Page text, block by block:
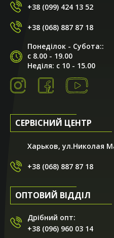
+38 (099) 424 13 52
+38 (068) 887 87 18
Понеділок - Субота::
с 8.00 - 19.00
Неділя: с 10 - 15.00
СЕРВІСНИЙ ЦЕНТР
Харьков, ул.Николая
+38 (068) 887 87 18
ОПТОВИЙ ВІДДІЛ
Дрібний опт:
+38 (096) 960 03 14